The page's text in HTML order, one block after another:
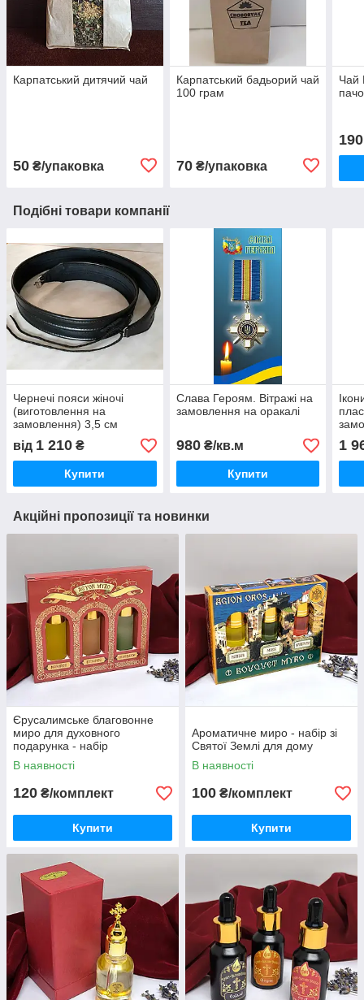
Карпатський дитячий чай
50 ₴/упаковка
Карпатський бадьорий чай
100 грам
70₴/упаковка
Чай
190
Подібні товари компанії
Чернечі пояси жіночі
(виготовлення на
замовлення) 3,5 см
від 1 210 ₴
Купити
Слава Героям. Вітражі на
замовлення на оракалі
980₴/кв.м
Купити
1
Акційні пропозиції та новинки
Єрусалимське благовонне
миро для духовного
подарунка - набір
В наявності
120 ₴/комплект
Купити
Ароматичне миро - набір зі
Святої Землі для дому
В наявності
100 ₴/комплект
Купити